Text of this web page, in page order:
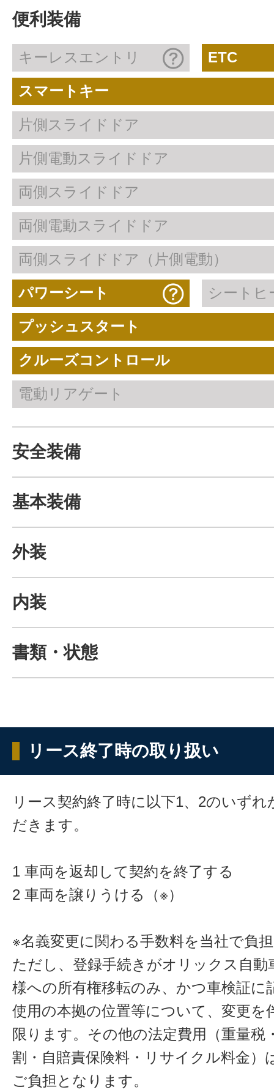
便利装備
キーレスエントリ ETC
スマートキー
片側スライドドア
片側電動スライドドア
両側スライドドア
両側電動スライドドア
両側スライドドア（片側電動）
パワーシート シートヒ
プッシュスタート
クルーズコントロール
電動リアゲート
安全装備
基本装備
外装
内装
書類・状態
リース終了時の取り扱い
リース契約終了時に以下1、2のいず
だきます。
1 車両を返却して契約を終了する
2 車両を譲りうける（※）
※名義変更に関わる手数料を当社で負
ただし、登録手続きがオリックス自動
様への所有権移転のみ、かつ車検証に
使用の本拠の位置等について、変更を
限ります。その他の法定費用（重量税
割・自賠責保険料・リサイクル料金）
ご負担となります。